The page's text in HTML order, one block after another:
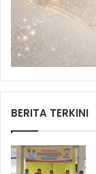
BERITA TERKINI